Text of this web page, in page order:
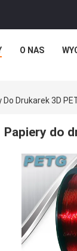
O NAS
Do Drukarek 3D
Papiery do